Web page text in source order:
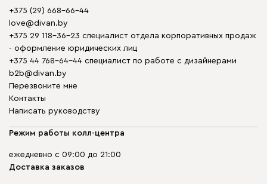
+375 (29) 668-66-44
love@divan.by
+375 29 118-36-23 специалист отдела корпоративных продаж
- оформление юридических лиц
+375 44 768-64-44 специалист по работе с дизайнерами
b2b@divan.by
Перезвоните мне
Контакты
Написать руководству
Режим работы колл-центра
ежедневно с 09:00 до 21:00
Доставка заказов